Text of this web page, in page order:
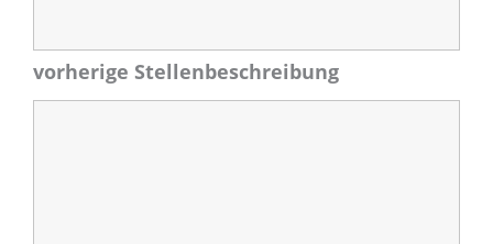
vorherige Stellenbeschreibung